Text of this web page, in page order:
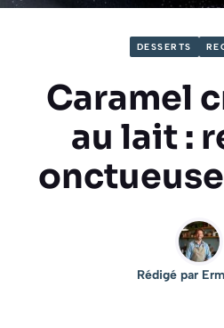
DESSERTS
Caramel
au lait :
Rédigé par